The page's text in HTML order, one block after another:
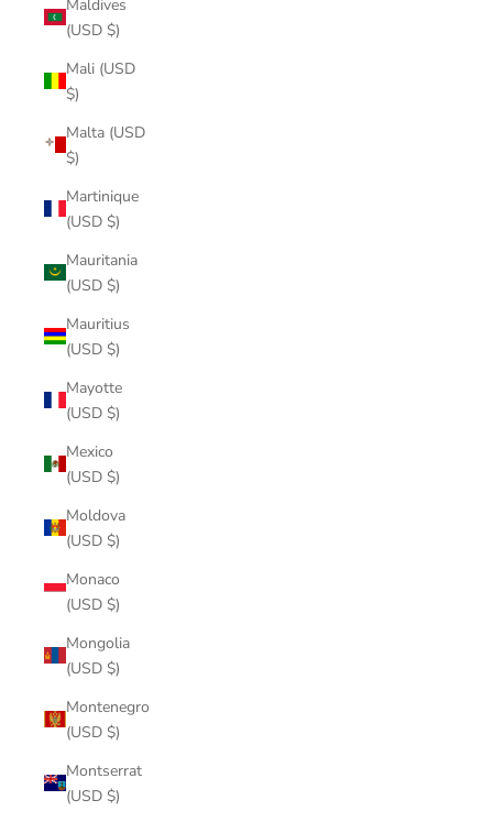
Maldives
(USD $)
Mali (USD
$)
Malta (USD
$)
Martinique
(USD $)
Mauritania
(USD $)
Mauritius
(USD $)
Mayotte
(USD $)
Mexico
(USD $)
Moldova
(USD $)
Monaco
(USD $)
Mongolia
(USD $)
Montenegro
(USD $)
Montserrat
(USD $)